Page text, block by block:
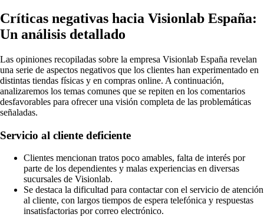
Críticas negativas hacia Visionlab España:
Un análisis detallado
Las opiniones recopiladas sobre la empresa Visionlab España revelan
una serie de aspectos negativos que los clientes han experimentado en
distintas tiendas físicas y en compras online. A continuación,
analizaremos los temas comunes que se repiten en los comentarios
desfavorables para ofrecer una visión completa de las problemáticas
señaladas.
Servicio al cliente deficiente
Clientes mencionan tratos poco amables, falta de interés por
parte de los dependientes y malas experiencias en diversas
sucursales de Visionlab.
Se destaca la dificultad para contactar con el servicio de atención
al cliente, con largos tiempos de espera telefónica y respuestas
insatisfactorias por correo electrónico.